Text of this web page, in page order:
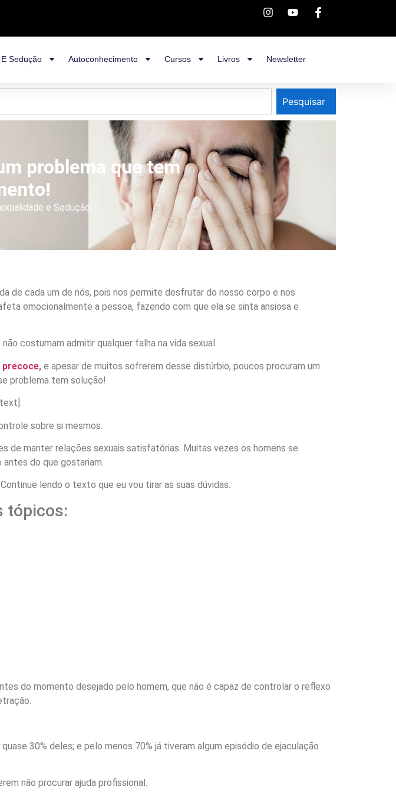
Sedução Autoconhecimento Cursos Livros Newsletter
Pesquisar
problema que tem
e Sedução
de cada um de nós, pois nos permite desfrutar do nosso corpo e nos
emocionalmente a pessoa, fazendo com que ela se sinta ansiosa e
costumam admitir qualquer falha na vida sexual.
precoce, e apesar de muitos sofrerem desse distúrbio, poucos procuram um
problema tem solução!
sobre si mesmos.
de manter relações sexuais satisfatórias. Muitas vezes os homens se
do que gostariam.
lendo o texto que eu vou tirar as suas dúvidas.
tópicos:
do momento desejado pelo homem, que não é capaz de controlar o reflexo
30% deles; e pelo menos 70% já tiveram algum episódio de ejaculação
não procurar ajuda profissional.